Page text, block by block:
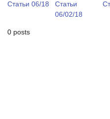
Статьи 06/18
Статьи
06/02/18
0 posts